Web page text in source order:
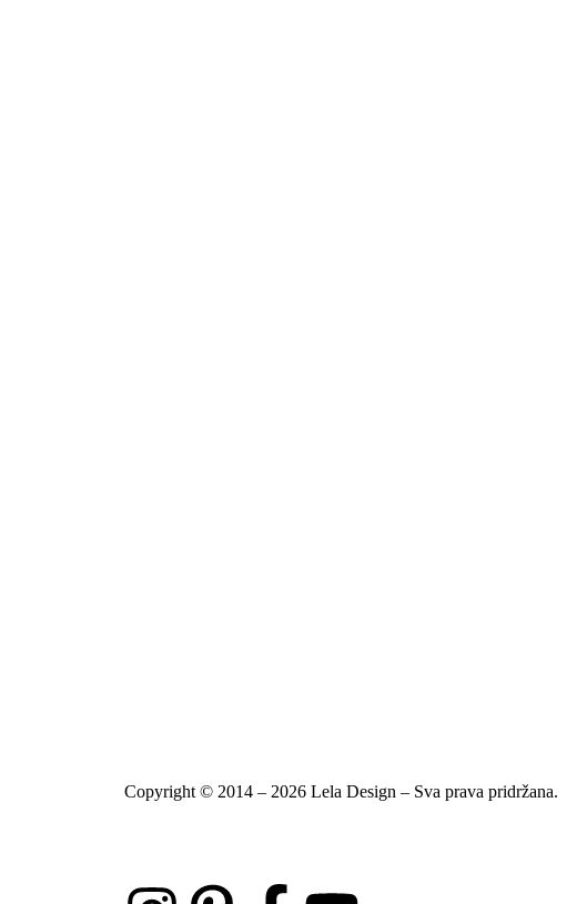
Copyright © 2014 – 2026 Lela Design – Sva prava pridržana.